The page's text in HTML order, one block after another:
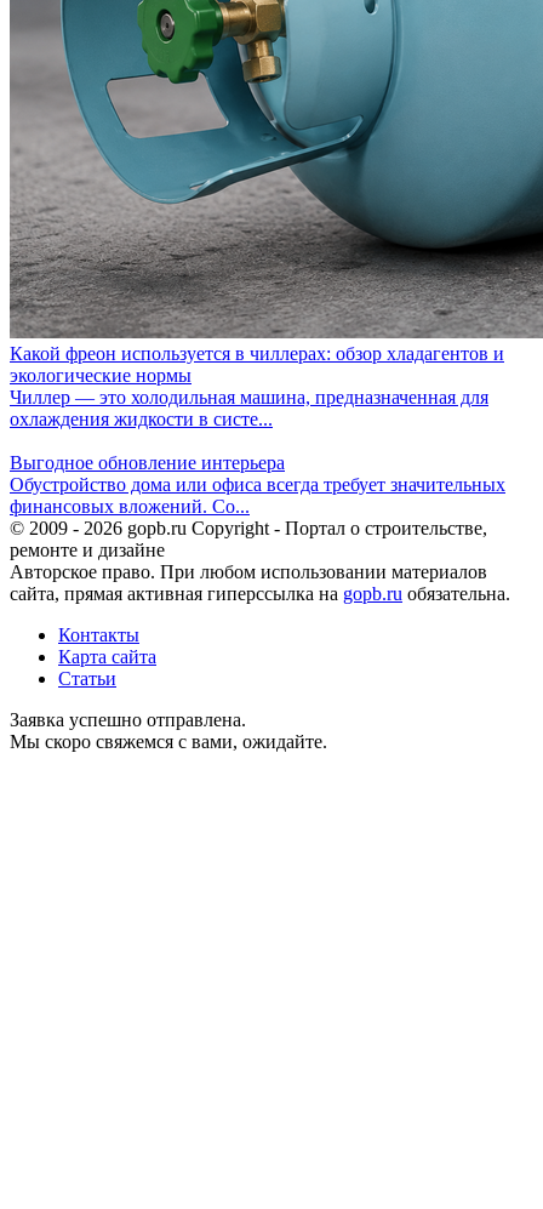
Какой фреон используется в чиллерах: обзор хладагентов и
экологические нормы
Чиллер — это холодильная машина, предназначенная для
охлаждения жидкости в систе...
Выгодное обновление интерьера
Обустройство дома или офиса всегда требует значительных
финансовых вложений. Со...
© 2009 - 2026 gopb.ru Copyright - Портал о строительстве,
ремонте и дизайне
Авторское право. При любом использовании материалов
сайта, прямая активная гиперссылка на gopb.ru обязательна.
Контакты
Карта сайта
Статьи
Заявка успешно отправлена.
Мы скоро свяжемся с вами, ожидайте.